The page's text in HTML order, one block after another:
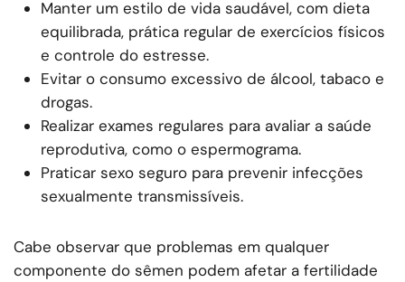
Manter um estilo de vida saudável, com dieta
equilibrada, prática regular de exercícios físicos
e controle do estresse.
Evitar o consumo excessivo de álcool, tabaco e
drogas.
Realizar exames regulares para avaliar a saúde
reprodutiva, como o espermograma.
Praticar sexo seguro para prevenir infecções
sexualmente transmissíveis.
Cabe observar que problemas em qualquer
componente do sêmen podem afetar a fertilidade